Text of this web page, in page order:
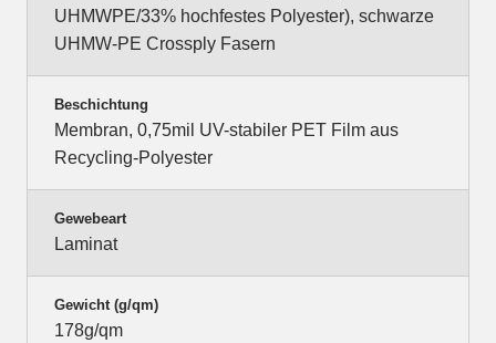
UHMWPE/33% hochfestes Polyester), schwarze
UHMW-PE Crossply Fasern
Beschichtung
Membran, 0,75mil UV-stabiler PET Film aus
Recycling-Polyester
Gewebeart
Laminat
Gewicht (g/qm)
178g/qm